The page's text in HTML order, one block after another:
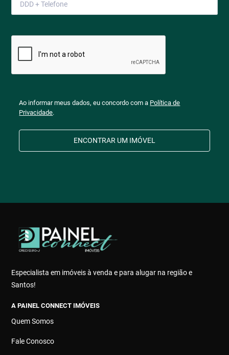
Ao informar meus dados, eu concordo com a Política de
Privacidade.
ENCONTRAR UM IMÓVEL
Especialista em imóveis à venda e para alugar na região e
Santos!
A PAINEL CONNECT IMÓVEIS
Quem Somos
Fale Conosco